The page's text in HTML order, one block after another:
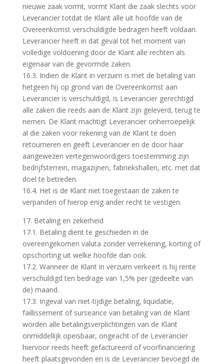
nieuwe zaak vormt, vormt Klant die zaak slechts voor
Leverancier totdat de Klant alle uit hoofde van de
Overeenkomst verschuldigde bedragen heeft voldaan.
Leverancier heeft in dat geval tot het moment van
volledige voldoening door de Klant alle rechten als
eigenaar van de gevormde zaken.
16.3. Indien de Klant in verzuim is met de betaling van
hetgeen hij op grond van de Overeenkomst aan
Leverancier is verschuldigd, is Leverancier gerechtigd
alle zaken die reeds aan de Klant zijn geleverd, terug te
nemen. De Klant machtigt Leverancier onherroepelijk
al die zaken voor rekening van de Klant te doen
retourneren en geeft Leverancier en de door haar
aangewezen vertegenwoordigers toestemming zijn
bedrijfsterrein, magazijnen, fabriekshallen, etc. met dat
doel te betreden.
16.4. Het is de Klant niet toegestaan de zaken te
verpanden of hierop enig ander recht te vestigen.
17. Betaling en zekerheid
17.1. Betaling dient te geschieden in de
overeengekomen valuta zonder verrekening, korting of
opschorting uit welke hoofde dan ook.
17.2. Wanneer de Klant in verzuim verkeert is hij rente
verschuldigd ten bedrage van 1,5% per (gedeelte van
de) maand.
17.3. Ingeval van niet-tijdige betaling, liquidatie,
faillissement of surseance van betaling van de Klant
worden alle betalingsverplichtingen van de Klant
onmiddellijk opeisbaar, ongeacht of de Leverancier
hiervoor reeds heeft gefactureerd of voorfinanciering
heeft plaatsgevonden en is de Leverancier bevoegd de